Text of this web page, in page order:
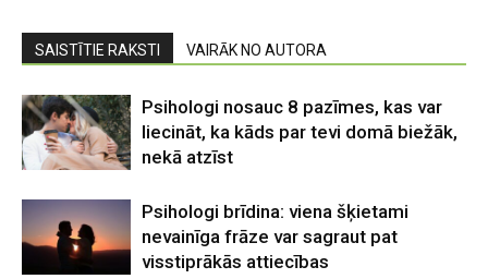
SAISTĪTIE RAKSTI VAIRĀK NO AUTORA
Psihologi nosauc 8 pazīmes, kas var
liecināt, ka kāds par tevi domā biežāk,
nekā atzīst
Psihologi brīdina: viena šķietami
nevainīga frāze var sagraut pat
visstiprākās attiecības